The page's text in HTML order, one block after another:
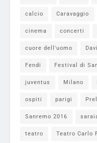
calcio Caravaggio
cinema concerti
cuore dell'uomo
Fendi Festival di
juventus Milano
ospiti parigi
Sanremo 2016
teatro Teatro Carlo